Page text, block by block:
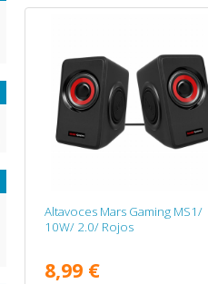
Altavoces Mars Gaming MS1/
10W/ 2.0/ Rojos
8,99 €